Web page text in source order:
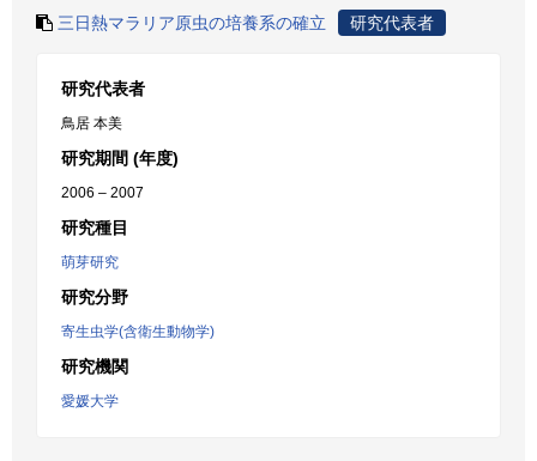
三日熱マラリア原虫の培養系の確立 研究代表者
研究代表者
鳥居 本美
研究期間 (年度)
2006 – 2007
研究種目
萌芽研究
研究分野
寄生虫学(含衛生動物学)
研究機関
愛媛大学